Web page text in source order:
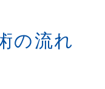
の流れ